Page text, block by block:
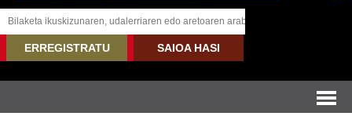
ERREGISTRATU SAIOA HASI